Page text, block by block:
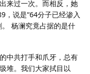
来过一次。而相反，她
，说是“64分子已经渗入
杨澜究竟占据的是什
中共打手和爪牙，总有
堆。我们大家拭目以